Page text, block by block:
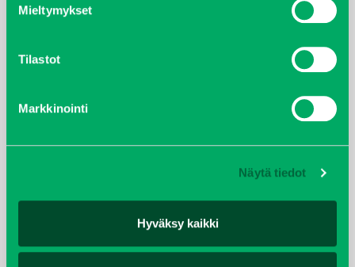
Mieltymykset
Tilastot
Markkinointi
Näytä tiedot
Hyväksy kaikki
kesäkuu 2021
tammikuu 2021
elokuu 2018